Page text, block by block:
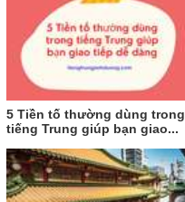
5 Tiền tố thường dùng trong
tiếng Trung giúp bạn giao...